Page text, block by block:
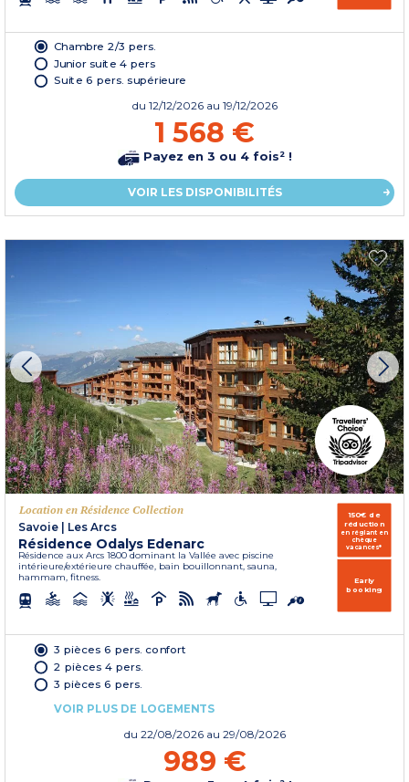
Chambre 2/3 pers.
Junior suite 4 pers
Suite 6 pers. supérieure
du 12/12/2026 au 19/12/2026
1 568 €
Payez en 3 ou 4 fois² !
VOIR LES DISPONIBILITÉS
Location en Résidence Collection
Savoie | Les Arcs
Résidence Odalys Edenarc
Résidence aux Arcs 1800 dominant la Vallée avec piscine
intérieure/extérieure chauffée, bain bouillonnant, sauna,
hammam, fitness.
150€ de
réduction
en réglant en
chèque
vacances*
Early
booking
3 pièces 6 pers. confort
2 pièces 4 pers.
3 pièces 6 pers.
VOIR PLUS DE LOGEMENTS
du 22/08/2026 au 29/08/2026
989 €